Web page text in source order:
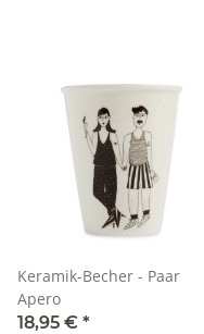
Keramik-Becher - Paar
Apero
18,95 € *